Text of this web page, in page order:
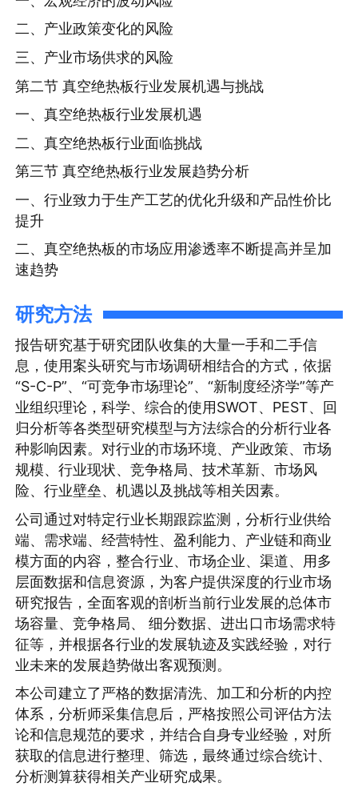
二、产业政策变化的风险
三、产业市场供求的风险
第二节 真空绝热板行业发展机遇与挑战
一、真空绝热板行业发展机遇
二、真空绝热板行业面临挑战
第三节 真空绝热板行业发展趋势分析
一、行业致力于生产工艺的优化升级和产品性价比
提升
二、真空绝热板的市场应用渗透率不断提高并呈加
速趋势
研究方法
报告研究基于研究团队收集的大量一手和二手信
息，使用案头研究与市场调研相结合的方式，依据
“S-C-P”、“可竞争市场理论”、“新制度经济学”等产
业组织理论，科学、综合的使用SWOT、PEST、回
归分析等各类型研究模型与方法综合的分析行业各
种影响因素。对行业的市场环境、产业政策、市场
规模、行业现状、竞争格局、技术革新、市场风
险、行业壁垒、机遇以及挑战等相关因素。
公司通过对特定行业长期跟踪监测，分析行业供给
端、需求端、经营特性、盈利能力、产业链和商业
模方面的内容，整合行业、市场企业、渠道、用多
层面数据和信息资源，为客户提供深度的行业市场
研究报告，全面客观的剖析当前行业发展的总体市
场容量、竞争格局、 细分数据、进出口市场需求特
征等，并根据各行业的发展轨迹及实践经验，对行
业未来的发展趋势做出客观预测。
本公司建立了严格的数据清洗、加工和分析的内控
体系，分析师采集信息后，严格按照公司评估方法
论和信息规范的要求，并结合自身专业经验，对所
获取的信息进行整理、筛选，最终通过综合统计、
分析测算获得相关产业研究成果。